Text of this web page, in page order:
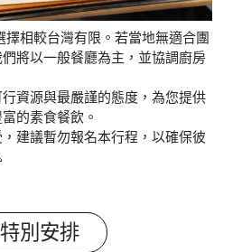
擇相較台灣有限。若當地無適合團
將以一般餐廳為主，並協調廚房
資源與最嚴謹的態度，為您提供
的素食餐飲。
建議暫勿報名本行程，以確保彼
特別安排